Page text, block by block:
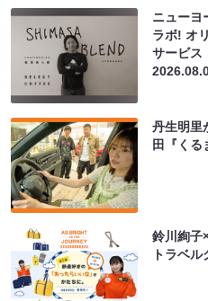
ニューヨ
ラボ! オ
サービス
丹生明里
田『く
鈴川絢子
トラベ